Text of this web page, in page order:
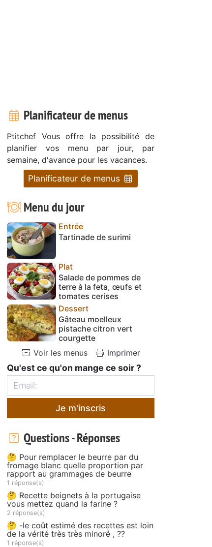
Planificateur de menus
Ptitchef Vous offre la possibilité de
planifier vos menu par jour, par
semaine, d'avance pour les vacances.
Planificateur de menus
Menu du jour
Entrée
Tartinade de surimi
Plat
Salade de pommes de
terre à la feta, œufs et
tomates cerises
Dessert
Gâteau moelleux
pistache citron vert
courgette
Voir les menus
Imprimer
Qu'est ce qu'on mange ce soir ?
Je m'inscris
Questions - Réponses
🤔 Pour remplacer le beurre par du
fromage blanc quelle proportion par
rapport au grammages de beurre
1 réponse(s)
🤔 Recette beignets à la portugaise
vous mettez quand la farine ?
2 réponse(s)
🤔 -le coût estimé des recettes est loin
de la vérité très très minoré , ??
1 réponse(s)